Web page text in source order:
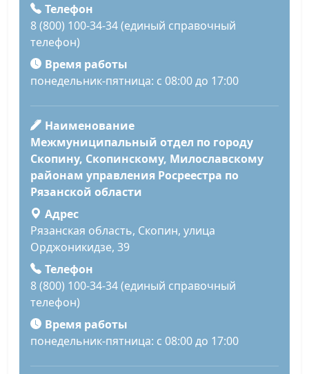
Телефон
8 (800) 100-34-34 (единый справочный
телефон)
Время работы
понедельник-пятница: с 08:00 до 17:00
Наименование
Межмуниципальный отдел по городу
Скопину, Скопинскому, Милославскому
районам управления Росреестра по
Рязанской области
Адрес
Рязанская область, Скопин, улица
Орджоникидзе, 39
Телефон
8 (800) 100-34-34 (единый справочный
телефон)
Время работы
понедельник-пятница: с 08:00 до 17:00